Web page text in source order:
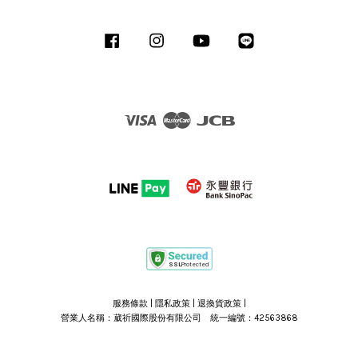
Facebook Instagram YouTube
Visa Master
服務條款 隱私政策| 退換貨政策|
營業人名稱：葳祈國際股份有限公司 統一編號：42563868